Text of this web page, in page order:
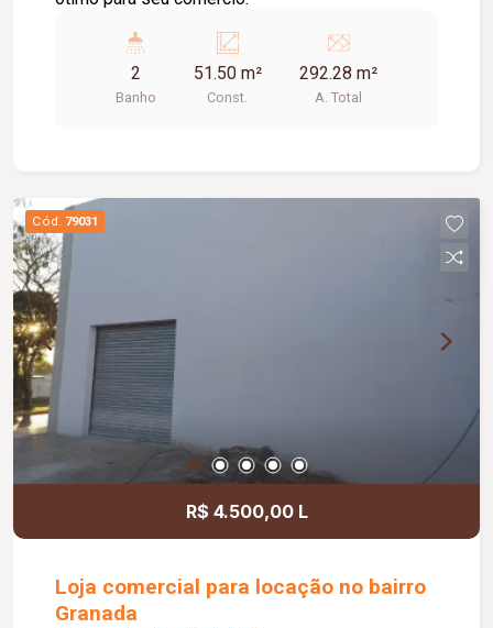
2
Banho
51.50 m²
Const.
292.28 m²
A. Total
Cód. 79031
R$ 4.500,00 L
Loja comercial para locação no bairro
Granada